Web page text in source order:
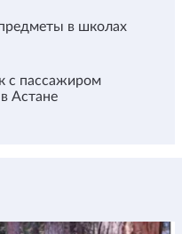
в школах
с пассажиром
Астане